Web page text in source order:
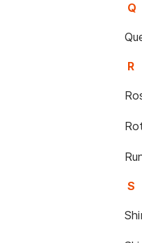
Q
R
S